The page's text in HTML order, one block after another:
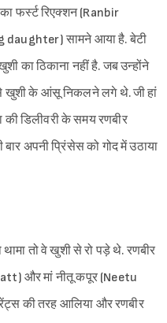
फर्स्ट रिएक्शन (Ranbir
सामने आया है. बेटी
का ठिकाना नहीं है. जब उन्होंने
खुशी के आंसू निकलने लगे थे. जी हां
डिलीवरी के समय रणबीर
अपनी प्रिंसेस को गोद में उठाया
तो वे खुशी से रो पड़े थे. रणबीर
और मां नीतू कपूर (Neetu
की तरह आलिया और रणबीर